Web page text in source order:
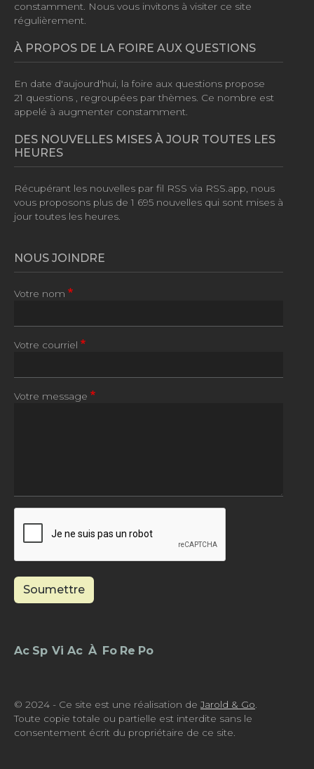
constamment. Nous vous invitons à visiter ce site
régulièrement.
À PROPOS DE LA FOIRE AUX QUESTIONS
En date d'aujourd'hui, la foire aux questions propose
21 questions , regroupées par thèmes. Ce nombre est
appelé à augmenter constamment.
DES NOUVELLES MISES À JOUR TOUTES LES
HEURES
Récupérant les nouvelles par fil RSS via RSS.app, nous
vous proposons plus de 1 695 nouvelles qui sont mises à
jour toutes les heures.
NOUS JOINDRE
Votre nom
Votre courriel
Votre message
Soumettre
Footer - Menu
© 2024 - Ce site est une réalisation de Jarold & Go
Toute copie totale ou partielle est interdite sans le
consentement écrit du propriétaire de ce site.